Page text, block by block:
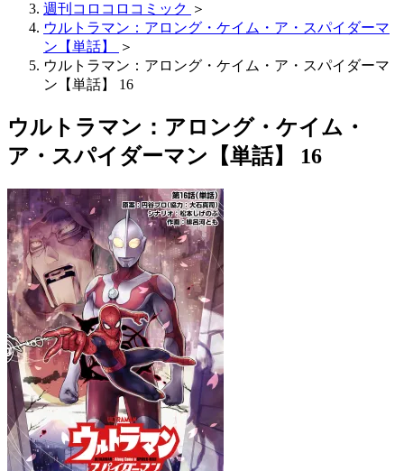
週刊コロコロコミック ＞
ウルトラマン：アロング・ケイム・ア・スパイダーマ
ン【単話】
＞
ウルトラマン：アロング・ケイム・ア・スパイダーマ
ン【単話】 16
ウルトラマン：アロング・ケイム・
ア・スパイダーマン【単話】 16